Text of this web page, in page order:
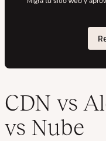
CDN vs
vs Nube